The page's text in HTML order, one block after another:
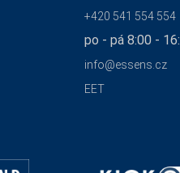
+420 541 554 554
po - pá 8:00 -
info@essens.cz
EET